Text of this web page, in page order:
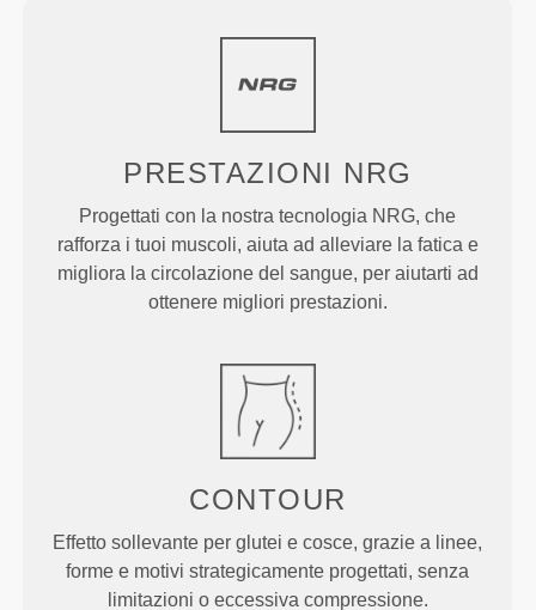
PRESTAZIONI NRG
Progettati con la nostra tecnologia NRG, che
rafforza i tuoi muscoli, aiuta ad alleviare la fatica e
migliora la circolazione del sangue, per aiutarti ad
ottenere migliori prestazioni.
CONTOUR
Effetto sollevante per glutei e cosce, grazie a linee,
forme e motivi strategicamente progettati, senza
limitazioni o eccessiva compressione.